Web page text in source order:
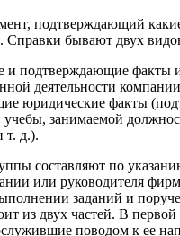
подтверждающий
Справки бывают двух
подтверждающие факты
деятельности
юридические факты
учебы, занимаемой
т. д.).
составляют по
или руководителя
заданий и
из двух частей. В первой
поводом к ее